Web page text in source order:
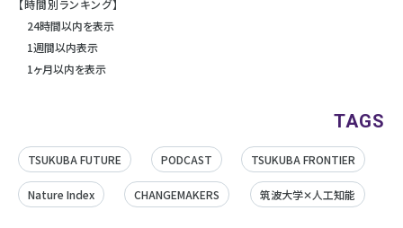
【時間別ランキング】
24時間以内を表示
1週間以内表示
1ヶ月以内を表示
TAGS
TSUKUBA FUTURE PODCAST TSUKUBA FRONTIER
Nature Index CHANGEMAKERS 筑波大学✕人工知能